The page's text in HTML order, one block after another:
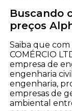
Buscando
preços
Saiba que com
COMÉRCIO
empresa de
engenharia
engenharia,
empresas de
ambiental